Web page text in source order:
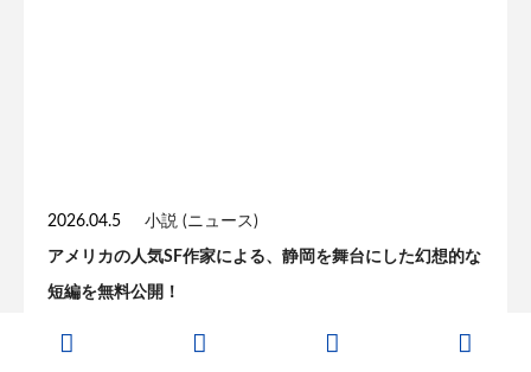
2026.04.5 小説 (ニュース)
アメリカの人気SF作家による、静岡を舞台にした幻想的な
短編を無料公開！